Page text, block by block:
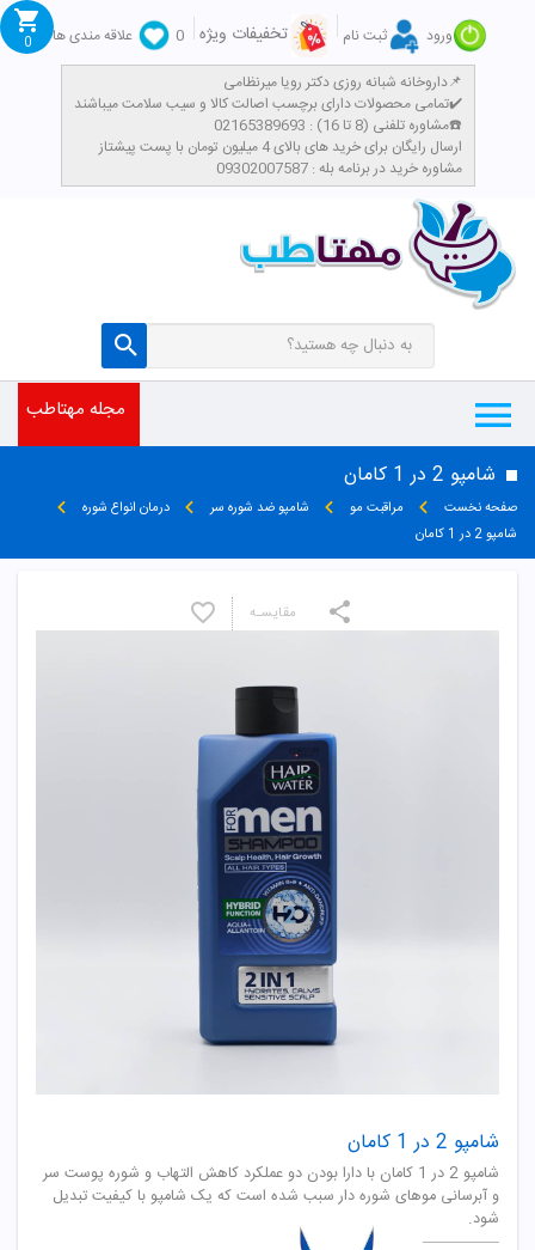
ورود ثبت نام تخفیفات ویژه 0
علاقه مندی ها
داروخانه شبانه روزی دکتر رویا میرنظامی📌
تمامی محصولات دارای برچسب اصالت کالا و سیب سلامت میباشند✔️
مشاوره تلفنی (8 تا 16) : 02165389693☎️
​ارسال رایگان برای خرید های بالای 4 میلیون تومان با پست پیشتاز
مشاوره خرید در برنامه بله : 09302007587
0
مجله مهتاطب
شامپو 2 در 1 کامان
صفحه نخست مراقبت مو شامپو ضد شوره سر
درمان انواع شوره
شامپو 2 در 1 کامان
شامپو 2 در 1 کامان
شامپو 2 در 1 کامان با دارا بودن دو عملکرد کاهش التهاب و شوره پوست سر
و آبرسانی موهای شوره دار سبب شده است که یک شامپو با کیفیت تبدیل
شود.
مقایسـه